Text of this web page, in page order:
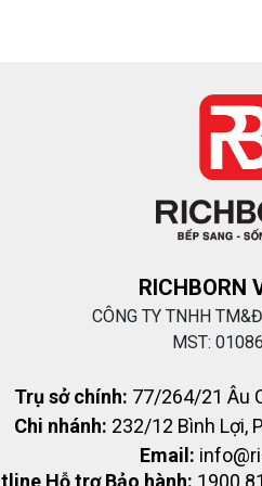
RICHBORN
CÔNG TY TNHH
MST:
Trụ sở chính: 77/264/21 Âu
Chi nhánh: 232/12 Bình Lợi,
Email:
Hỗ trợ Bảo hành: 1900